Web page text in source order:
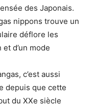
des Japonais.
nippons trouve un
déflore les
d’un mode
c’est aussi
depuis que cette
du XXe siècle